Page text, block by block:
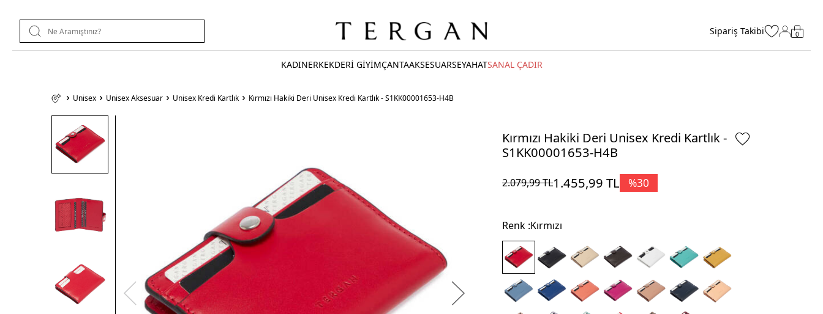
Sipariş Takibi 0
KADINERKEKDERİ GİYİMÇANTAAKSESUARSEYAHATSANAL ÇADIR
Unisex Unisex Aksesuar Unisex Kredi Kartlık Kırmızı Hakiki Deri Unisex Kredi Kartlık - S1KK00001653-H4B
Kırmızı Hakiki Deri Unisex Kredi Kartlık -
S1KK00001653-H4B
2.079,99TL1.455,99 TL %30
Renk :Kırmızı